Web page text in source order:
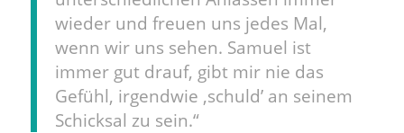
wieder und freuen uns jedes Mal,
wenn wir uns sehen. Samuel ist
immer gut drauf, gibt mir nie das
Gefühl, irgendwie ,schuld’ an seinem
Schicksal zu sein.“